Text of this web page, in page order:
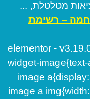
– רשימת
/*! elementor -
widget-
image
image a